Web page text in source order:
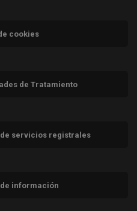
cookies
de Tratamiento
servicios registrales
información